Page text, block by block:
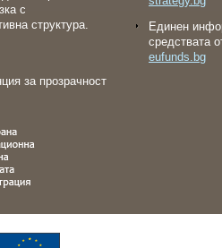
с
структура.
за прозрачност
Eдинен
средствата
eufunds.bg